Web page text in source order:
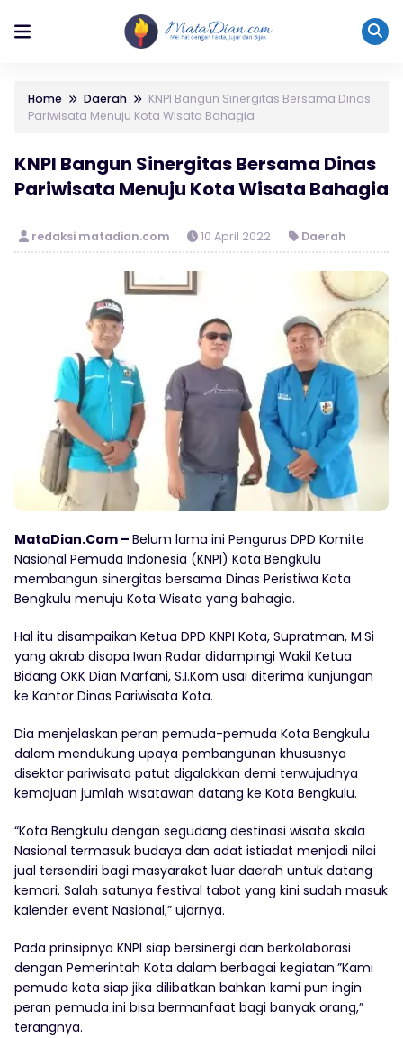
Home Daerah
KNPI Bangun Sinergitas Bersama Dinas
Pariwisata Menuju Kota Wisata Bahagia
KNPI Bangun Sinergitas Bersama Dinas
Pariwisata Menuju Kota Wisata Bahagia
redaksi matadian.com 10 April 2022 Daerah
MataDian.Com – Belum lama ini Pengurus DPD Komite
Nasional Pemuda Indonesia (KNPI) Kota Bengkulu
membangun sinergitas bersama Dinas Peristiwa Kota
Bengkulu menuju Kota Wisata yang bahagia.
Hal itu disampaikan Ketua DPD KNPI Kota, Supratman, M.Si
yang akrab disapa Iwan Radar didampingi Wakil Ketua
Bidang OKK Dian Marfani, S.I.Kom usai diterima kunjungan
ke Kantor Dinas Pariwisata Kota.
Dia menjelaskan peran pemuda-pemuda Kota Bengkulu
dalam mendukung upaya pembangunan khususnya
disektor pariwisata patut digalakkan demi terwujudnya
kemajuan jumlah wisatawan datang ke Kota Bengkulu.
“Kota Bengkulu dengan segudang destinasi wisata skala
Nasional termasuk budaya dan adat istiadat menjadi nilai
jual tersendiri bagi masyarakat luar daerah untuk datang
kemari. Salah satunya festival tabot yang kini sudah masuk
kalender event Nasional,” ujarnya.
Pada prinsipnya KNPI siap bersinergi dan berkolaborasi
dengan Pemerintah Kota dalam berbagai kegiatan.”Kami
pemuda kota siap jika dilibatkan bahkan kami pun ingin
peran pemuda ini bisa bermanfaat bagi banyak orang,”
terangnya.